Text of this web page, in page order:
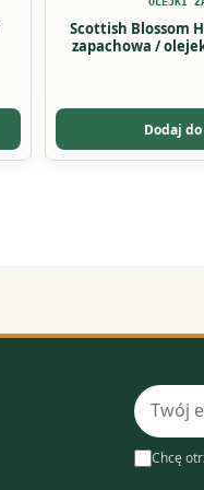
Scottish Blossom
zapachowa /
Dodaj
Adres
e-
mailChcę